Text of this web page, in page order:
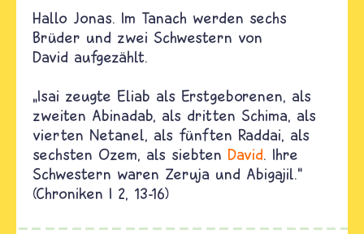
Hallo Jonas. Im Tanach werden sechs
Brüder und zwei Schwestern von
David aufgezählt.
„Isai zeugte Eliab als Erstgeborenen, als
zweiten Abinadab, als dritten Schima, als
vierten Netanel, als fünften Raddai, als
sechsten Ozem, als siebten David. Ihre
Schwestern waren Zeruja und Abigajil.“
(Chroniken I 2, 13-16)